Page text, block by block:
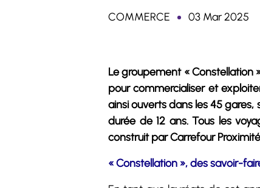
COMMERCE 03 Mar 2025
Le groupement « Constellation
pour commercialiser et
ainsi ouverts dans les 45 gares,
durée de 12 ans. Tous les
construit par Carrefour
« Constellation », des savoir-